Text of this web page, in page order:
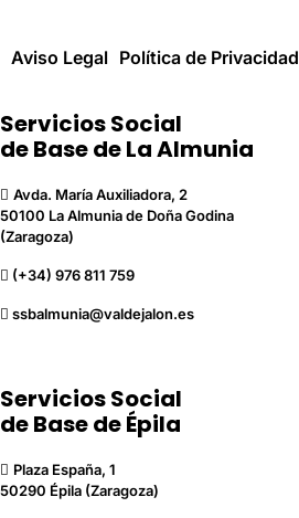
Aviso Legal Política de Privacidad
Servicios Social
de Base de La Almunia
Avda. María Auxiliadora, 2
50100 La Almunia de Doña Godina
(Zaragoza)
(+34) 976 811 759
ssbalmunia@valdejalon.es
Servicios Social
de Base de Épila
Plaza España, 1
50290 Épila (Zaragoza)